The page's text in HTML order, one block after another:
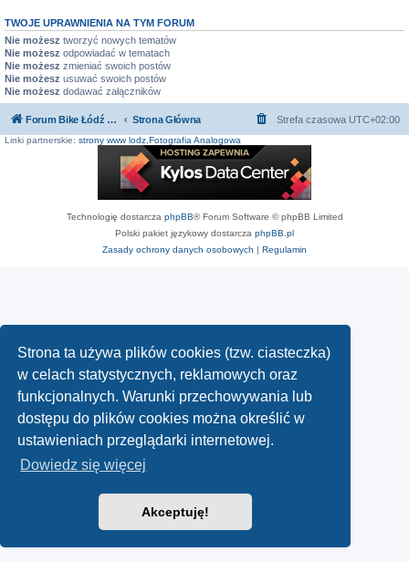
Strona ta używa plików cookies (tzw. ciasteczka)
w celach statystycznych, reklamowych oraz
funkcjonalnych. Warunki przechowywania lub
dostępu do plików cookies można określić w
ustawieniach przeglądarki internetowej.
Dowiedz się więcej
Akceptuję!
TWOJE UPRAWNIENIA NA TYM FORUM
Nie możesz tworzyć nowych tematów
Nie możesz odpowiadać w tematach
Nie możesz zmieniać swoich postów
Nie możesz usuwać swoich postów
Nie możesz dodawać załączników
Forum Bike Łódź - Forum Rowerowe Łódź - Forum Szosowe - Forum MTB Strona Główna Strefa czasowa UTC+02:00
Linki partnerskie: strony www lodz Fotografia Analogowa
Technologię dostarcza phpBB® Forum Software © phpBB Limited
Polski pakiet językowy dostarcza phpBB.pl
Zasady ochrony danych osobowych | Regulamin